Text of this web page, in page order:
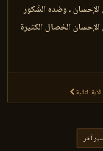
، وضده الشّكور
الخصال الكثيرة
الآية التالية
آخر